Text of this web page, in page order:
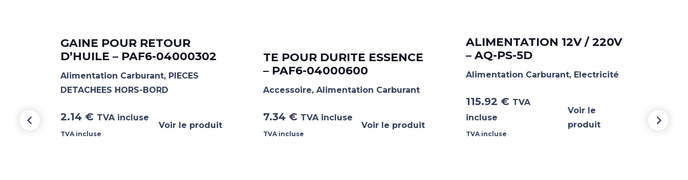
GAINE POUR RETOUR
D’HUILE – PAF6-04000302
Alimentation Carburant, PIECES
DETACHEES HORS-BORD
2.14 € TVA incluse
TVA incluse
Voir le produit
TE POUR DURITE ESSENCE
– PAF6-04000600
Accessoire, Alimentation Carburant
7.34 € TVA incluse
TVA incluse
Voir le produit
ALIMENTATION 12V / 220V
– AQ-PS-5D
Alimentation Carburant, Electricité
115.92 € TVA
incluse
TVA incluse
Voir le
produit